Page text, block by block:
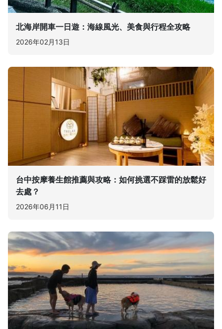
北海岸開車一日遊：海線風光、美食與行程全攻略
2026年02月13日
台中按摩養生館推薦與攻略：如何挑選不踩雷的放鬆好
去處？
2026年06月11日